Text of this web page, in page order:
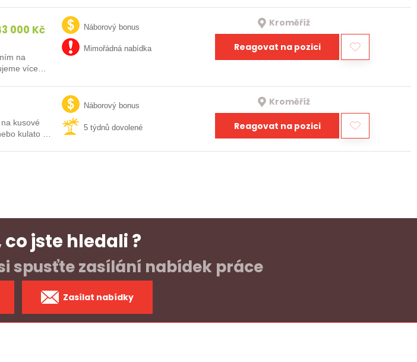
000 Kč
na
více
Náborový bonus
Mimořádná nabídka
Kroměříž
Reagovat na pozici
kusové
kulato –
Náborový bonus
5 týdnů dovolené
Kroměříž
Reagovat na pozici
jste hledali ?
spusťte zasílání nabídek práce
Zasílat nabídky